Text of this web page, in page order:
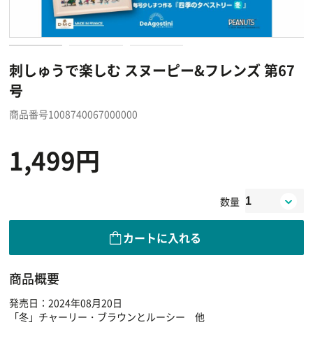
刺しゅうで楽しむ スヌーピー&フレンズ 第67
号
商品番号1008740067000000
1,499円
数量
カートに入れる
商品概要
発売日：2024年08月20日
「冬」チャーリー・ブラウンとルーシー 他